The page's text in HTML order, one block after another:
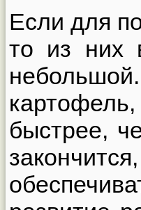
Если для
то из них
быстрее,